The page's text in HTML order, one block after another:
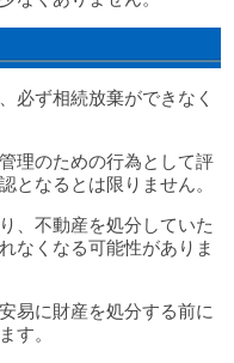
必ず相続放棄ができなく
理のための行為として評
となるとは限りません。
、不動産を処分していた
なくなる可能性がありま
易に財産を処分する前に
す。